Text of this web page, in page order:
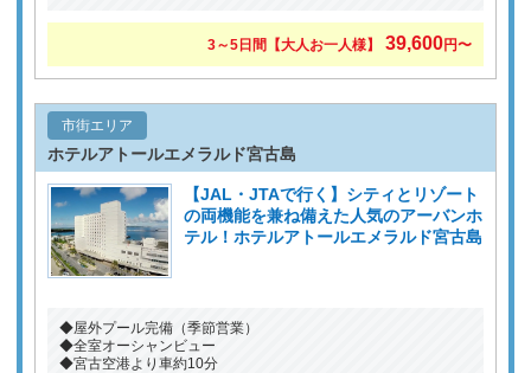
3～5日間【大人お一人様】 39,600円〜
市街エリア
ホテルアトールエメラルド宮古島
【JAL・JTAで行く】シティとリゾート
の両機能を兼ね備えた人気のアーバンホ
テル！ホテルアトールエメラルド宮古島
◆屋外プール完備（季節営業）
◆全室オーシャンビュー
◆宮古空港より車約10分